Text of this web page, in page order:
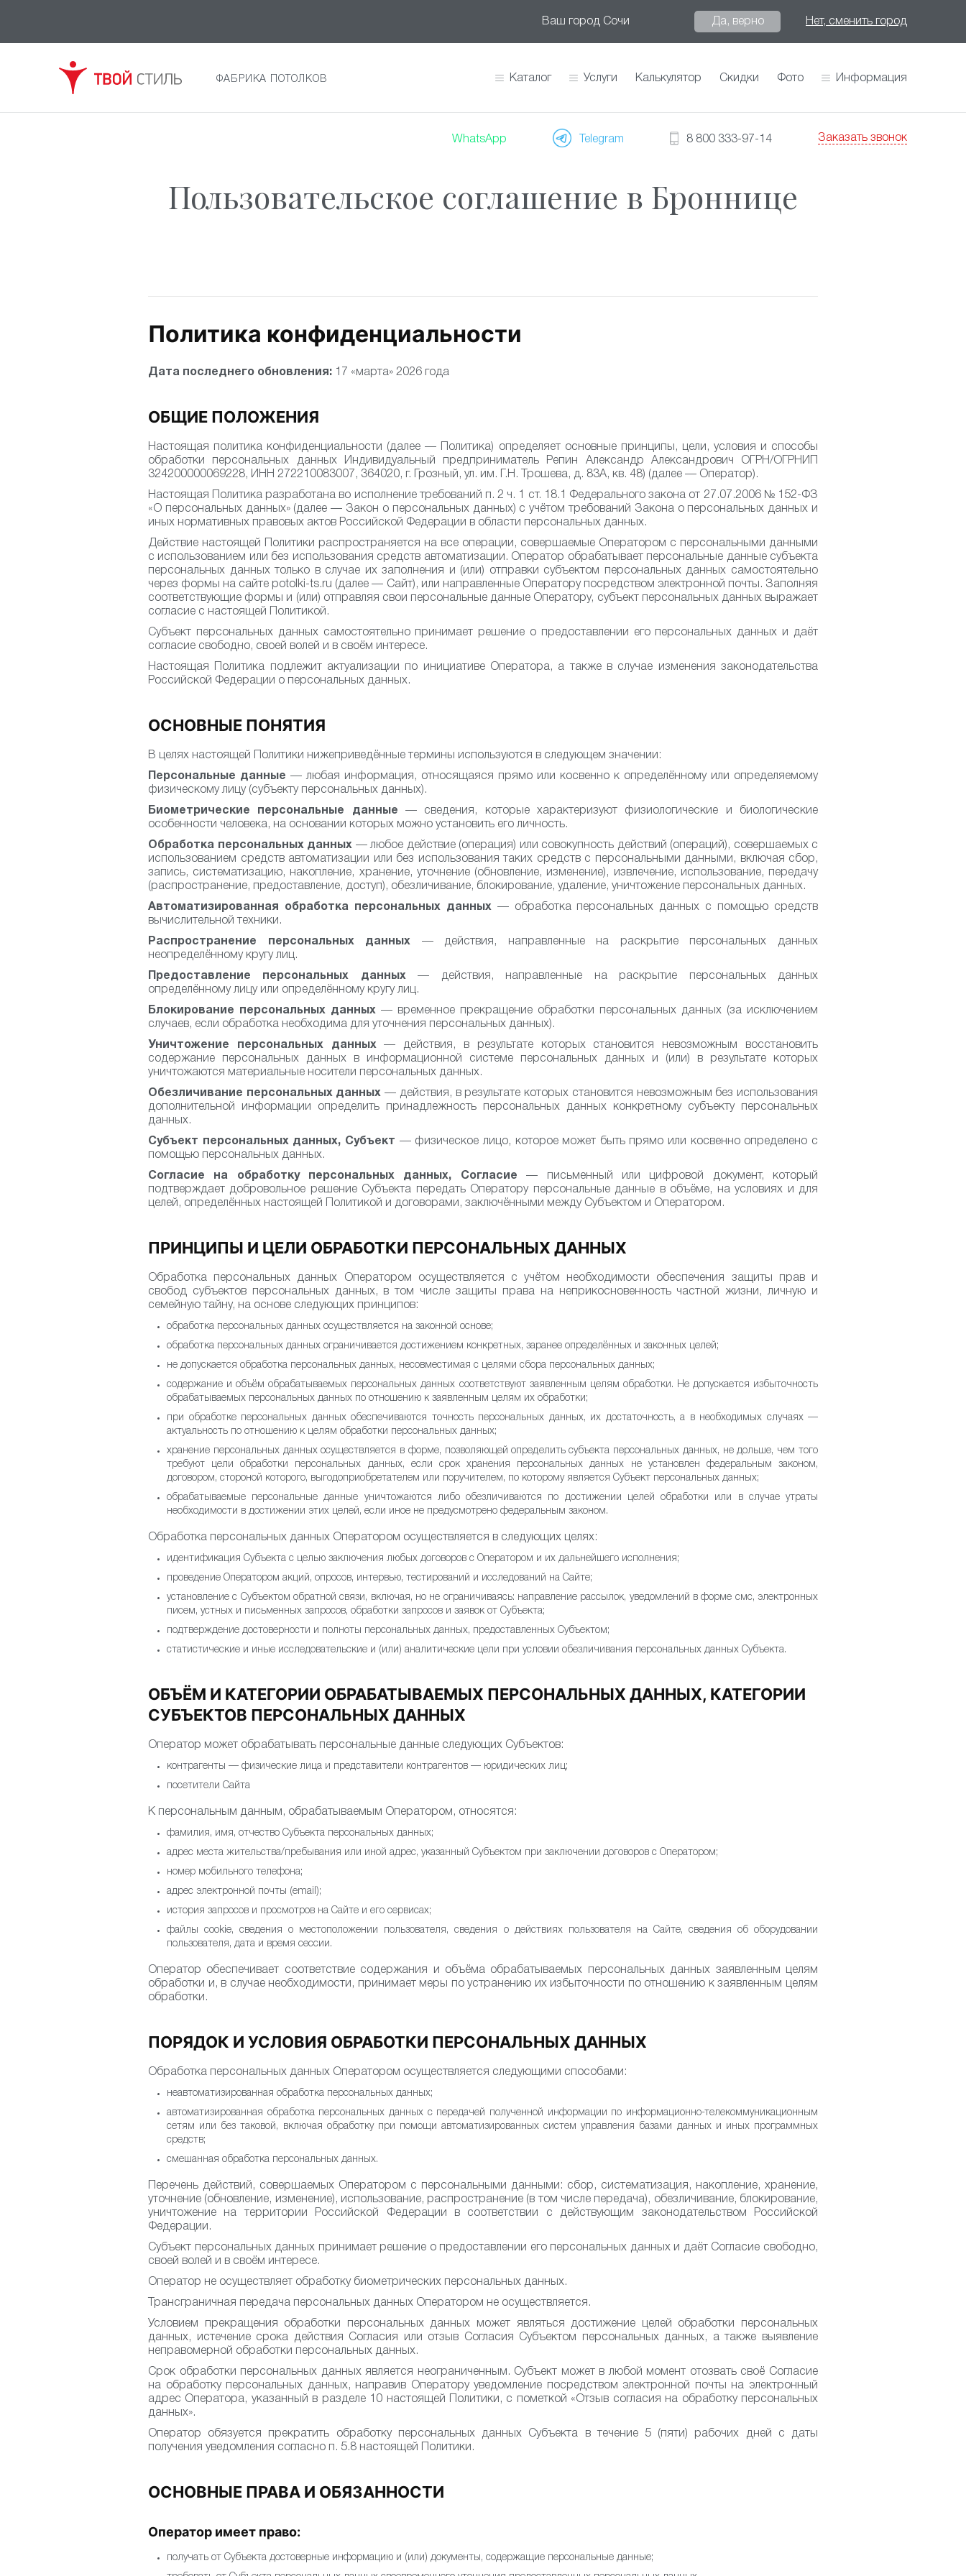
Ваш город Сочи Да, верно Нет, сменить город
ФАБРИКА ПОТОЛКОВ Каталог Услуги Калькулятор Скидки Фото Информация
WhatsApp Telegram 8 800 333-97-14 Заказать звонок
Пользовательское соглашение в Броннице
Политика конфиденциальности
Дата последнего обновления: 17 «марта» 2026 года
ОБЩИЕ ПОЛОЖЕНИЯ
Настоящая политика конфиденциальности (далее — Политика) определяет основные принципы, цели, условия и способы
обработки персональных данных Индивидуальный предприниматель Репин Александр Александрович ОГРН/ОГРНИП
324200000069228, ИНН 272210083007, 364020, г. Грозный, ул. им. Г.Н. Трошева, д. 83А, кв. 48) (далее — Оператор).
Настоящая Политика разработана во исполнение требований п. 2 ч. 1 ст. 18.1 Федерального закона от 27.07.2006 № 152-ФЗ
«О персональных данных» (далее — Закон о персональных данных) с учётом требований Закона о персональных данных и
иных нормативных правовых актов Российской Федерации в области персональных данных.
Действие настоящей Политики распространяется на все операции, совершаемые Оператором с персональными данными
с использованием или без использования средств автоматизации. Оператор обрабатывает персональные данные субъекта
персональных данных только в случае их заполнения и (или) отправки субъектом персональных данных самостоятельно
через формы на сайте potolki-ts.ru (далее — Сайт), или направленные Оператору посредством электронной почты. Заполняя
соответствующие формы и (или) отправляя свои персональные данные Оператору, субъект персональных данных выражает
согласие с настоящей Политикой.
Субъект персональных данных самостоятельно принимает решение о предоставлении его персональных данных и даёт
согласие свободно, своей волей и в своём интересе.
Настоящая Политика подлежит актуализации по инициативе Оператора, а также в случае изменения законодательства
Российской Федерации о персональных данных.
ОСНОВНЫЕ ПОНЯТИЯ
В целях настоящей Политики нижеприведённые термины используются в следующем значении:
Персональные данные — любая информация, относящаяся прямо или косвенно к определённому или определяемому
физическому лицу (субъекту персональных данных).
Биометрические персональные данные — сведения, которые характеризуют физиологические и биологические
особенности человека, на основании которых можно установить его личность.
Обработка персональных данных — любое действие (операция) или совокупность действий (операций), совершаемых с
использованием средств автоматизации или без использования таких средств с персональными данными, включая сбор,
запись, систематизацию, накопление, хранение, уточнение (обновление, изменение), извлечение, использование, передачу
(распространение, предоставление, доступ), обезличивание, блокирование, удаление, уничтожение персональных данных.
Автоматизированная обработка персональных данных— обработка персональных данных с помощью средств
вычислительной техники.
Распространение персональных данных — действия, направленные на раскрытие персональных данных
неопределённому кругу лиц.
Предоставление персональных данных— действия, направленные на раскрытие персональных данных
определённому лицу или определённому кругу лиц.
Блокирование персональных данных — временное прекращение обработки персональных данных (за исключением
случаев, если обработка необходима для уточнения персональных данных).
Уничтожение персональных данных— действия, в результате которых становится невозможным восстановить
содержание персональных данных в информационной системе персональных данных и (или) в результате которых
уничтожаются материальные носители персональных данных.
Обезличивание персональных данных — действия, в результате которых становится невозможным без использования
дополнительной информации определить принадлежность персональных данных конкретному субъекту персональных
данных.
Субъект персональных данных, Субъект — физическое лицо, которое может быть прямо или косвенно определено с
помощью персональных данных.
Согласие на обработку персональных данных, Согласие — письменный или цифровой документ, который
подтверждает добровольное решение Субъекта передать Оператору персональные данные в объёме, на условиях и для
целей, определённых настоящей Политикой и договорами, заключёнными между Субъектом и Оператором.
ПРИНЦИПЫ И ЦЕЛИ ОБРАБОТКИ ПЕРСОНАЛЬНЫХ ДАННЫХ
Обработка персональных данных Оператором осуществляется с учётом необходимости обеспечения защиты прав и
свобод субъектов персональных данных, в том числе защиты права на неприкосновенность частной жизни, личную и
семейную тайну, на основе следующих принципов:
обработка персональных данных осуществляется на законной основе;
обработка персональных данных ограничивается достижением конкретных, заранее определённых и законных целей;
не допускается обработка персональных данных, несовместимая с целями сбора персональных данных;
содержание и объём обрабатываемых персональных данных соответствуют заявленным целям обработки. Не допускается избыточность
обрабатываемых персональных данных по отношению к заявленным целям их обработки;
при обработке персональных данных обеспечиваются точность персональных данных, их достаточность, а в необходимых случаях —
актуальность по отношению к целям обработки персональных данных;
хранение персональных данных осуществляется в форме, позволяющей определить субъекта персональных данных, не дольше, чем того
требуют цели обработки персональных данных, если срок хранения персональных данных не установлен федеральным законом,
договором, стороной которого, выгодоприобретателем или поручителем, по которому является Субъект персональных данных;
обрабатываемые персональные данные уничтожаются либо обезличиваются по достижении целей обработки или в случае утраты
необходимости в достижении этих целей, если иное не предусмотрено федеральным законом.
Обработка персональных данных Оператором осуществляется в следующих целях:
идентификация Субъекта с целью заключения любых договоров с Оператором и их дальнейшего исполнения;
проведение Оператором акций, опросов, интервью, тестирований и исследований на Сайте;
установление с Субъектом обратной связи, включая, но не ограничиваясь: направление рассылок, уведомлений в форме смс, электронных
писем, устных и письменных запросов, обработки запросов и заявок от Субъекта;
подтверждение достоверности и полноты персональных данных, предоставленных Субъектом;
статистические и иные исследовательские и (или) аналитические цели при условии обезличивания персональных данных Субъекта.
ОБЪЁМ И КАТЕГОРИИ ОБРАБАТЫВАЕМЫХ ПЕРСОНАЛЬНЫХ ДАННЫХ, КАТЕГОРИИ
СУБЪЕКТОВ ПЕРСОНАЛЬНЫХ ДАННЫХ
Оператор может обрабатывать персональные данные следующих Субъектов:
контрагенты — физические лица и представители контрагентов — юридических лиц;
посетители Сайта
К персональным данным, обрабатываемым Оператором, относятся:
фамилия, имя, отчество Субъекта персональных данных;
адрес места жительства/пребывания или иной адрес, указанный Субъектом при заключении договоров с Оператором;
номер мобильного телефона;
адрес электронной почты (email);
история запросов и просмотров на Сайте и его сервисах;
файлы cookie, сведения о местоположении пользователя, сведения о действиях пользователя на Сайте, сведения об оборудовании
пользователя, дата и время сессии.
Оператор обеспечивает соответствие содержания и объёма обрабатываемых персональных данных заявленным целям
обработки и, в случае необходимости, принимает меры по устранению их избыточности по отношению к заявленным целям
обработки.
ПОРЯДОК И УСЛОВИЯ ОБРАБОТКИ ПЕРСОНАЛЬНЫХ ДАННЫХ
Обработка персональных данных Оператором осуществляется следующими способами:
неавтоматизированная обработка персональных данных;
автоматизированная обработка персональных данных с передачей полученной информации по информационно-телекоммуникационным
сетям или без таковой, включая обработку при помощи автоматизированных систем управления базами данных и иных программных
средств;
смешанная обработка персональных данных.
Перечень действий, совершаемых Оператором с персональными данными: сбор, систематизация, накопление, хранение,
уточнение (обновление, изменение), использование, распространение (в том числе передача), обезличивание, блокирование,
уничтожение на территории Российской Федерации в соответствии с действующим законодательством Российской
Федерации.
Субъект персональных данных принимает решение о предоставлении его персональных данных и даёт Согласие свободно,
своей волей и в своём интересе.
Оператор не осуществляет обработку биометрических персональных данных.
Трансграничная передача персональных данных Оператором не осуществляется.
Условием прекращения обработки персональных данных может являться достижение целей обработки персональных
данных, истечение срока действия Согласия или отзыв Согласия Субъектом персональных данных, а также выявление
неправомерной обработки персональных данных.
Срок обработки персональных данных является неограниченным. Субъект может в любой момент отозвать своё Согласие
на обработку персональных данных, направив Оператору уведомление посредством электронной почты на электронный
адрес Оператора, указанный в разделе 10 настоящей Политики, с пометкой «Отзыв согласия на обработку персональных
данных».
Оператор обязуется прекратить обработку персональных данных Субъекта в течение 5 (пяти) рабочих дней с даты
получения уведомления согласно п. 5.8 настоящей Политики.
ОСНОВНЫЕ ПРАВА И ОБЯЗАННОСТИ
Оператор имеет право:
получать от Субъекта достоверные информацию и (или) документы, содержащие персональные данные;